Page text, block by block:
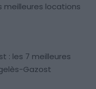
meilleures locations
: les 7 meilleures
Gazost